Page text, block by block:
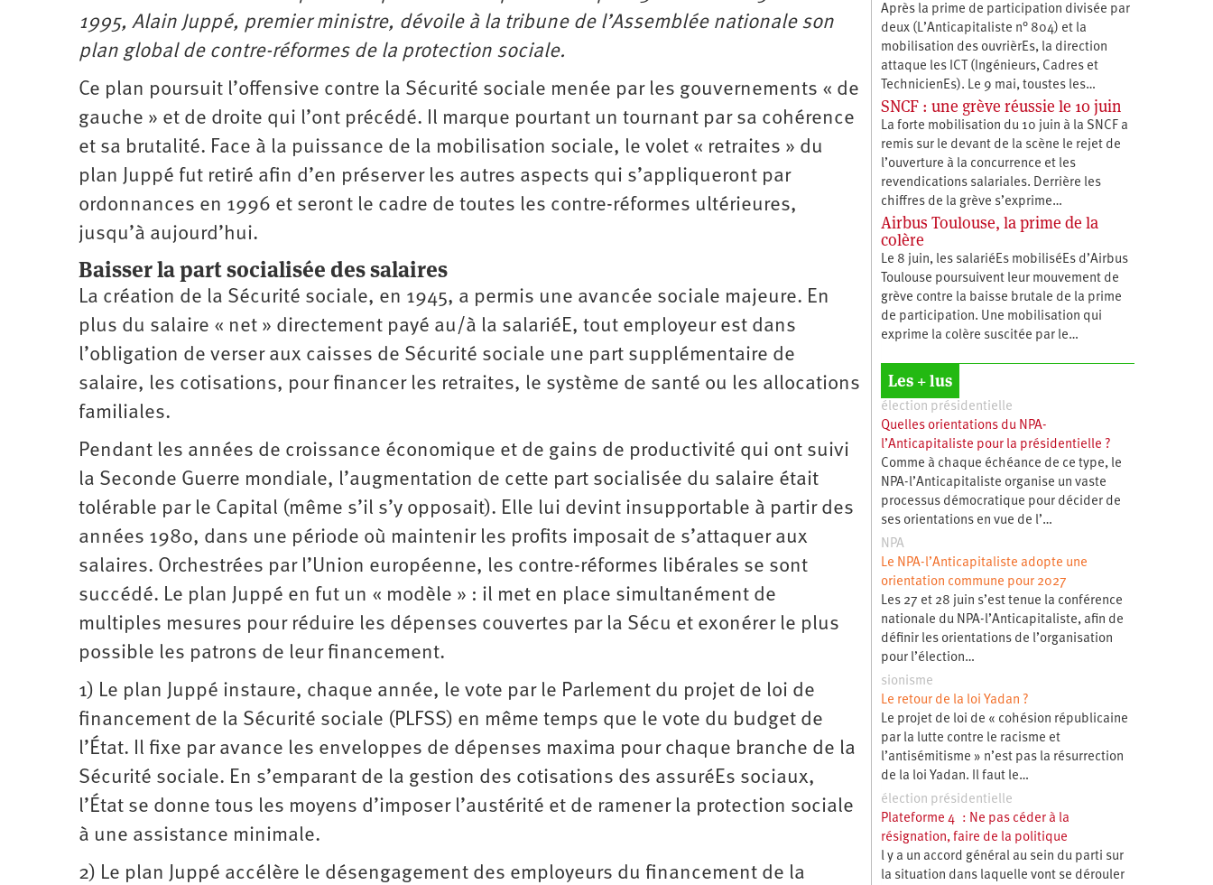
1995, Alain Juppé, premier ministre, dévoile à la tribune de l’Assemblée nationale son
plan global de contre-réformes de la protection sociale.
Ce plan poursuit l’offensive contre la Sécurité sociale menée par les gouvernements « de
gauche » et de droite qui l’ont précédé. Il marque pourtant un tournant par sa cohérence
et sa brutalité. Face à la puissance de la mobilisation sociale, le volet « retraites » du
plan Juppé fut retiré afin d’en préserver les autres aspects qui s’appliqueront par
ordonnances en 1996 et seront le cadre de toutes les contre-­réformes ultérieures,
jusqu’à aujourd’hui.
Baisser la part socialisée des salaires
La création de la Sécurité sociale, en 1945, a permis une avancée sociale majeure. En
plus du salaire « net » ­directement payé au/à la salariéE, tout employeur est dans
l’obligation de verser aux caisses de Sécurité sociale une part supplémentaire de
salaire, les cotisations, pour financer les retraites, le système de santé ou les ­allocations
familiales.
Pendant les années de croissance économique et de gains de productivité qui ont suivi
la Seconde Guerre mondiale, l’augmentation de cette part socialisée du salaire était
tolérable par le Capital (même s’il s’y opposait). Elle lui devint insupportable à partir des
années 1980, dans une période où maintenir les profits imposait de ­s’attaquer aux
salaires. Orchestrées par l’Union européenne, les contre-réformes libérales se sont
succédé. Le plan Juppé en fut un « modèle » : il met en place simultanément de
multiples mesures pour réduire les dépenses couvertes par la Sécu et exonérer le plus
possible les patrons de leur financement.
1) Le plan Juppé instaure, chaque année, le vote par le Parlement du projet de loi de
financement de la Sécurité sociale (PLFSS) en même temps que le vote du budget de
l’État. Il fixe par avance les enveloppes de dépenses maxima pour chaque branche de la
Sécurité sociale. En s’emparant de la gestion des cotisations des assuréEs sociaux,
l’État se donne tous les moyens d’imposer l’austérité et de ramener la protection sociale
à une assistance minimale.
2) Le plan Juppé accélère le désengagement des employeurs du financement de la
Après la prime de participation divisée par
deux (L’Anticapitaliste n° 804) et la
mobilisation des ouvrièrEs, la direction
attaque les ICT (Ingénieurs, Cadres et
TechnicienEs). Le 9 mai, toustes les…
SNCF : une grève réussie le 10 juin
La forte mobilisation du 10 juin à la SNCF a
remis sur le devant de la scène le rejet de
l’ouverture à la concurrence et les
revendications salariales. Derrière les
chiffres de la grève s’exprime…
Airbus Toulouse, la prime de la
colère
Le 8 juin, les salariéEs mobiliséEs d’Airbus
Toulouse poursuivent leur mouvement de
grève contre la baisse brutale de la prime
de participation. Une mobilisation qui
exprime la colère suscitée par le…
Les + lus
élection présidentielle
Quelles orientations du NPA-
l’Anticapitaliste pour la présidentielle ?
Comme à chaque échéance de ce type, le
NPA-l’Anticapitaliste organise un vaste
processus démocratique pour décider de
ses orientations en vue de l’…
NPA
Le NPA-l’Anticapitaliste adopte une
orientation commune pour 2027
Les 27 et 28 juin s’est tenue la conférence
nationale du NPA-l’Anticapitaliste, afin de
définir les orientations de l’organisation
pour l’élection…
sionisme
Le retour de la loi Yadan ?
Le projet de loi de « cohésion républicaine
par la lutte contre le racisme et
l’antisémitisme » n’est pas la résurrection
de la loi Yadan. Il faut le…
élection présidentielle
Plateforme 4 : Ne pas céder à la
résignation, faire de la politique
l y a un accord général au sein du parti sur
la situation dans laquelle vont se dérouler